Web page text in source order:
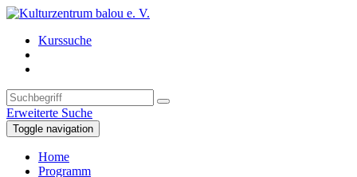
Kurssuche
Erweiterte Suche
Toggle navigation
Home
Programm